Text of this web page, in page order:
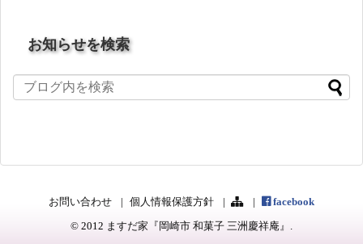
お知らせを検索
お問い合わせ 個人情報保護方針 facebook
© 2012 ますだ家『岡崎市 和菓子 三洲慶祥庵』 .